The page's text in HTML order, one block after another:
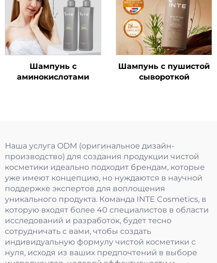
Шампунь с
аминокислотами
Шампунь с пушистой
сывороткой
Наша услуга ODM (оригинальное дизайн-
производство) для создания продукции чистой
косметики идеально подходит брендам, которые
уже имеют концепцию, но нуждаются в научной
поддержке экспертов для воплощения
уникального продукта. Команда INTE Cosmetics, в
которую входят более 40 специалистов в области
исследований и разработок, будет тесно
сотрудничать с вами, чтобы создать
индивидуальную формулу чистой косметики с
нуля, исходя из ваших предпочтений в выборе